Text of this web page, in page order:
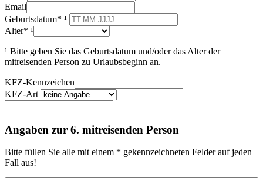
Email
Geburtsdatum* ¹
Alter* ¹
¹ Bitte geben Sie das Geburtsdatum und/oder das Alter der
mitreisenden Person zu Urlaubsbeginn an.
KFZ-Kennzeichen
KFZ-Art
Angaben zur 6. mitreisenden Person
Bitte füllen Sie alle mit einem * gekennzeichneten Felder auf jeden
Fall aus!